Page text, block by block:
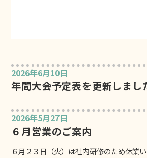
2026年6月10日
年間大会予定表を更新しまし
2026年5月27日
６月営業のご案内
６月２３日（火）は社内研修のため休業い